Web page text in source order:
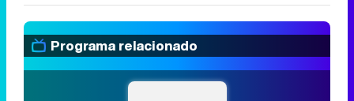
Programa relacionado